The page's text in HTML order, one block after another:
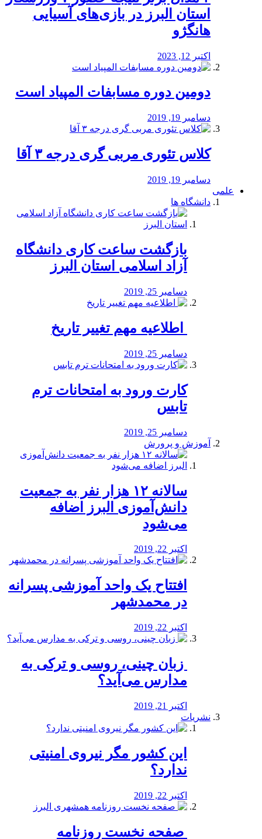
استان البرز در بازی‌های آسیایی
هانگژو
اکتبر 12, 2023
دومین دوره مسابفات المپیاد است
دسامبر 19, 2019
کلاس تئوری مربی گری درجه ۳ آقا
دسامبر 19, 2019
علمی
دانشگاه ها
بازگشت ساعت کاری دانشگاه
آزاد اسلامی استان البرز
دسامبر 25, 2019
️ اطلاعیه مهم تغییر تاریخ
دسامبر 25, 2019
کارت ورود به امتحانات ترم
تابس
دسامبر 25, 2019
آموزش و پرورش
️سالانه ۱۲ هزار نفر به جمعیت
دانش‌آموزی البرز اضافه
می‌شود
اکتبر 22, 2019
افتتاح یک واحد آموزشی پسرانه
در محمدشهر
اکتبر 22, 2019
️ زبان چینی، روسی و ترکی به
مدارس می‌آید؟
اکتبر 21, 2019
نشریات
این کشور مگر نیروی امنیتی
ندارد؟
اکتبر 22, 2019
️ صفحه نخست روزنامه‌